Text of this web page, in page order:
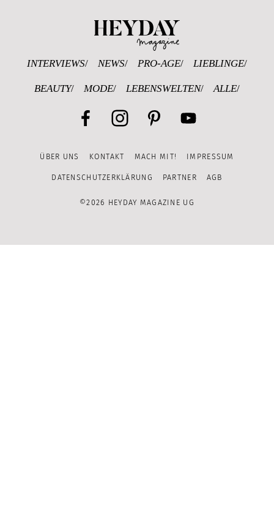
INTERVIEWS NEWS PRO-AGE LIEBLINGE
BEAUTY MODE LEBENSWELTEN ALLE
Channel
ÜBER UNS KONTAKT MACH MIT! IMPRESSUM
DATENSCHUTZERKLÄRUNG PARTNER AGB
©2026 HEYDAY MAGAZINE UG